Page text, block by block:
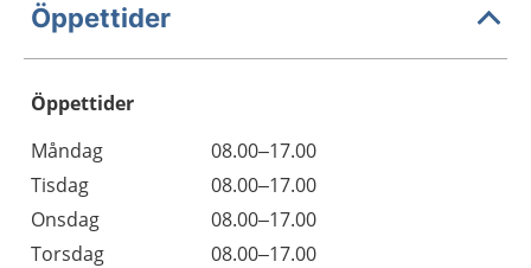
Öppettider
Öppettider
Dag
Öppettider
Kommentarer
Måndag
08.00–17.00
Tisdag
08.00–17.00
Onsdag
08.00–17.00
Torsdag
08.00–17.00